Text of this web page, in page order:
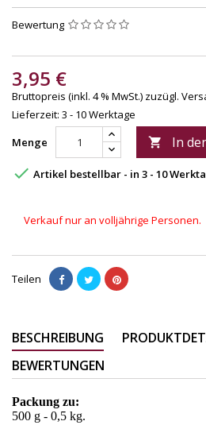
Bewertung
3,95 €
Bruttopreis (inkl. 4 % MwSt.) zuzügl.
Lieferzeit: 3 - 10 Werktage
Menge
 In
 Artikel bestellbar - in 3 - 10
Verkauf nur an volljährige Personen.
Teilen
BESCHREIBUNG
BEWERTUNGEN
Packung zu:
500 g - 0,5 kg.